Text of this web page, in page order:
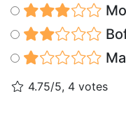
4.75/5, 4 votes